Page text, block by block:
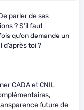
parler de ses
? S’il faut
qu’on demande un
d’après toi ?
CADA et CNIL
future de